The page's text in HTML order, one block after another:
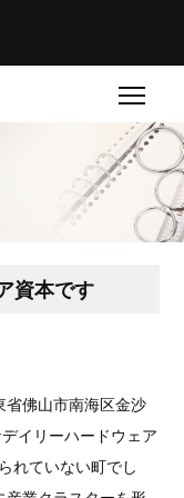
資本です
省佛山市南海区金沙
イリーハードウェア
れていない町でし